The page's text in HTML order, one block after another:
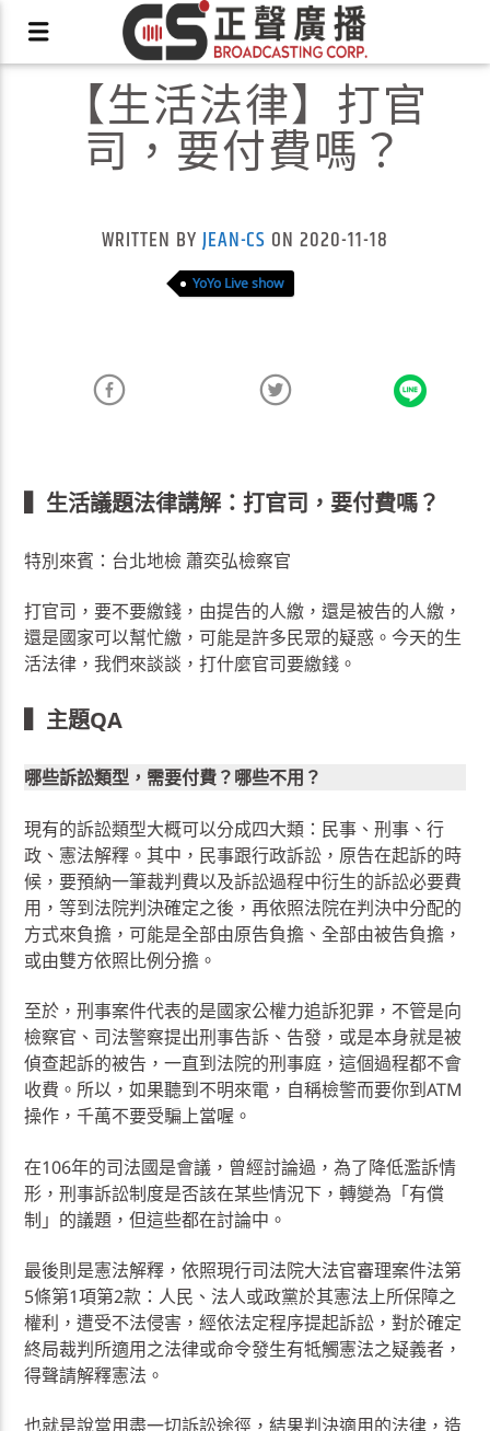
X
【生活法律】打官
司，要付費嗎？
WRITTEN BY JEAN-CS ON 2020-11-18
YoYo Live show
▍生活議題法律講解：打官司，要付費嗎？
特別來賓：台北地檢 蕭奕弘檢察官
打官司，要不要繳錢，由提告的人繳，還是被告的人繳，
還是國家可以幫忙繳，可能是許多民眾的疑惑。今天的生
活法律，我們來談談，打什麼官司要繳錢。
▍主題QA
哪些訴訟類型，需要付費？哪些不用？
現有的訴訟類型大概可以分成四大類：民事、刑事、行
政、憲法解釋。其中，民事跟行政訴訟，原告在起訴的時
候，要預納一筆裁判費以及訴訟過程中衍生的訴訟必要費
用，等到法院判決確定之後，再依照法院在判決中分配的
方式來負擔，可能是全部由原告負擔、全部由被告負擔，
或由雙方依照比例分擔。
至於，刑事案件代表的是國家公權力追訴犯罪，不管是向
檢察官、司法警察提出刑事告訴、告發，或是本身就是被
偵查起訴的被告，一直到法院的刑事庭，這個過程都不會
收費。所以，如果聽到不明來電，自稱檢警而要你到ATM
操作，千萬不要受騙上當喔。
在106年的司法國是會議，曾經討論過，為了降低濫訴情
形，刑事訴訟制度是否該在某些情況下，轉變為「有償
制」的議題，但這些都在討論中。
最後則是憲法解釋，依照現行司法院大法官審理案件法第
5條第1項第2款：人民、法人或政黨於其憲法上所保障之
權利，遭受不法侵害，經依法定程序提起訴訟，對於確定
終局裁判所適用之法律或命令發生有牴觸憲法之疑義者，
得聲請解釋憲法。
也就是說當用盡一切訴訟途徑，結果判決適用的法律，造